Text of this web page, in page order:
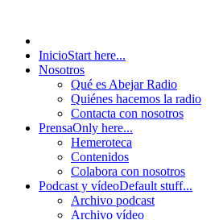
InicioStart here...
Nosotros
Qué es Abejar Radio
Quiénes hacemos la radio
Contacta con nosotros
PrensaOnly here...
Hemeroteca
Contenidos
Colabora con nosotros
Podcast y vídeoDefault stuff...
Archivo podcast
Archivo vídeo